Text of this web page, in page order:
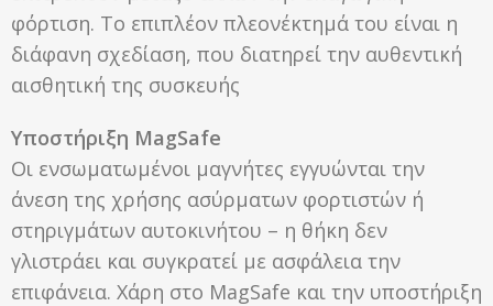
φόρτιση. Το επιπλέον πλεονέκτημά του είναι η
διάφανη σχεδίαση, που διατηρεί την αυθεντική
αισθητική της συσκευής
Υποστήριξη MagSafe
Οι ενσωματωμένοι μαγνήτες εγγυώνται την
άνεση της χρήσης ασύρματων φορτιστών ή
στηριγμάτων αυτοκινήτου – η θήκη δεν
γλιστράει και συγκρατεί με ασφάλεια την
επιφάνεια. Χάρη στο MagSafe και την υποστήριξη